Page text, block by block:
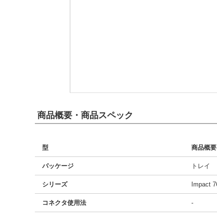
商品概要・商品スペック
型 商品概要
パッケージ トレイ
シリーズ Impact
コネクタ使用法 -